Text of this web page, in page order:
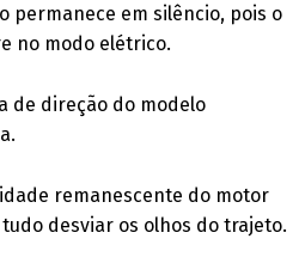
permanece em silêncio, pois o
no modo elétrico.
de direção do modelo
remanescente do motor
desviar os olhos do trajeto.